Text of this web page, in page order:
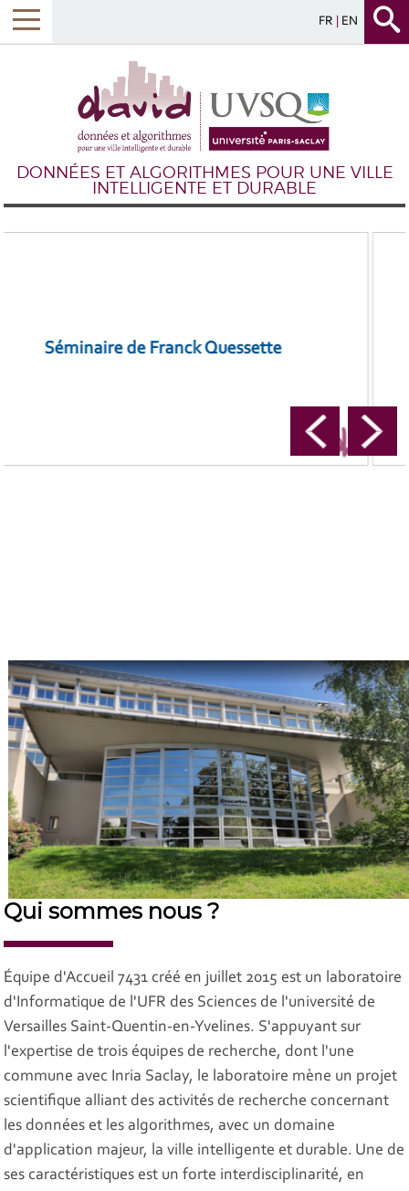
FR EN
DONNÉES ET ALGORITHMES POUR UNE VILLE
INTELLIGENTE ET DURABLE
Séminaire de Nicoleta Preda
Qui sommes nous ?
Équipe d'Accueil 7431 créé en juillet 2015 est un laboratoire
d'Informatique de l'UFR des Sciences de l'université de
Versailles Saint-Quentin-en-Yvelines. S'appuyant sur
l'expertise de trois équipes de recherche, dont l'une
commune avec Inria Saclay, le laboratoire mène un projet
scientifique alliant des activités de recherche concernant
les données et les algorithmes, avec un domaine
d'application majeur, la ville intelligente et durable. Une de
ses caractéristiques est un forte interdisciplinarité, en